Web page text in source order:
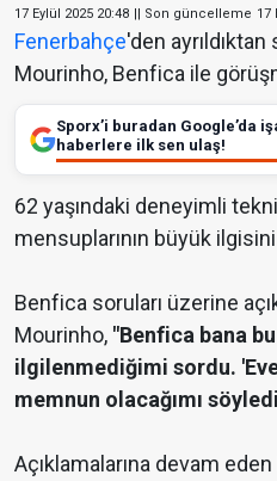
17 Eylül 2025 20:48 || Son güncelleme 17
Fenerbahçe'den
Mourinho, Benfica ile
Sporx’i buradan Google’da
haberlere ilk sen ulaş!
62 yaşındaki deneyimli
mensuplarının büyük
Benfica soruları üzerine
Mourinho, "Benfica bana
ilgilenmediğimi sordu.
memnun olacağımı
Açıklamalarına devam